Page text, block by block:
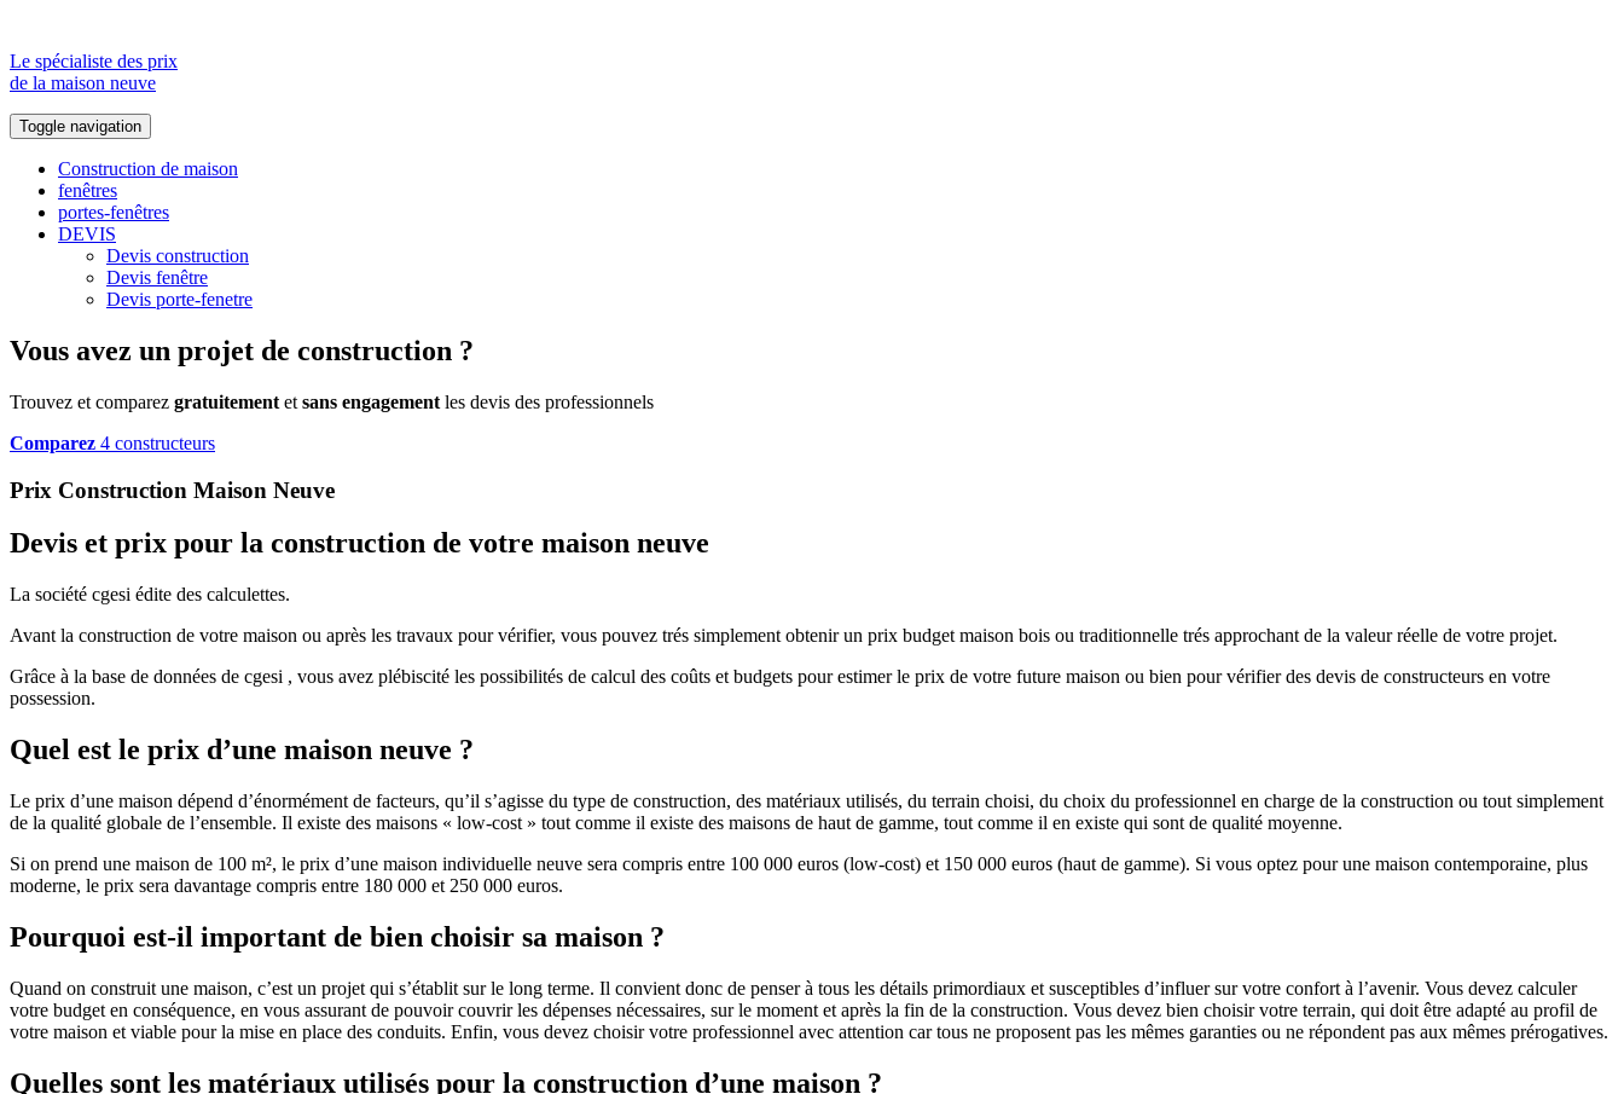
Le spécialiste des prix
de la maison neuve
Toggle navigation
Construction de maison
fenêtres
portes-fenêtres
DEVIS
Devis construction
Devis fenêtre
Devis porte-fenetre
Vous avez un projet de construction ?
Trouvez et comparez gratuitement et sans engagement les devis des professionnels
Comparez 4 constructeurs
Prix Construction Maison Neuve
Devis et prix pour la construction de votre maison neuve
La société cgesi édite des calculettes.
Avant la construction de votre maison ou après les travaux pour vérifier, vous pouvez trés simplement obtenir un prix budget maison bois ou traditionnelle trés approchant de la valeur réelle de votre projet.
Grâce à la base de données de cgesi , vous avez plébiscité les possibilités de calcul des coûts et budgets pour estimer le prix de votre future maison ou bien pour vérifier des devis de constructeurs en votre
possession.
Quel est le prix d’une maison neuve ?
Le prix d’une maison dépend d’énormément de facteurs, qu’il s’agisse du type de construction, des matériaux utilisés, du terrain choisi, du choix du professionnel en charge de la construction ou tout simplement
de la qualité globale de l’ensemble. Il existe des maisons « low-cost » tout comme il existe des maisons de haut de gamme, tout comme il en existe qui sont de qualité moyenne.
Si on prend une maison de 100 m², le prix d’une maison individuelle neuve sera compris entre 100 000 euros (low-cost) et 150 000 euros (haut de gamme). Si vous optez pour une maison contemporaine, plus
moderne, le prix sera davantage compris entre 180 000 et 250 000 euros.
Pourquoi est-il important de bien choisir sa maison ?
Quand on construit une maison, c’est un projet qui s’établit sur le long terme. Il convient donc de penser à tous les détails primordiaux et susceptibles d’influer sur votre confort à l’avenir. Vous devez calculer
votre budget en conséquence, en vous assurant de pouvoir couvrir les dépenses nécessaires, sur le moment et après la fin de la construction. Vous devez bien choisir votre terrain, qui doit être adapté au profil de
votre maison et viable pour la mise en place des conduits. Enfin, vous devez choisir votre professionnel avec attention car tous ne proposent pas les mêmes garanties ou ne répondent pas aux mêmes prérogatives.
Quelles sont les matériaux utilisés pour la construction d’une maison ?